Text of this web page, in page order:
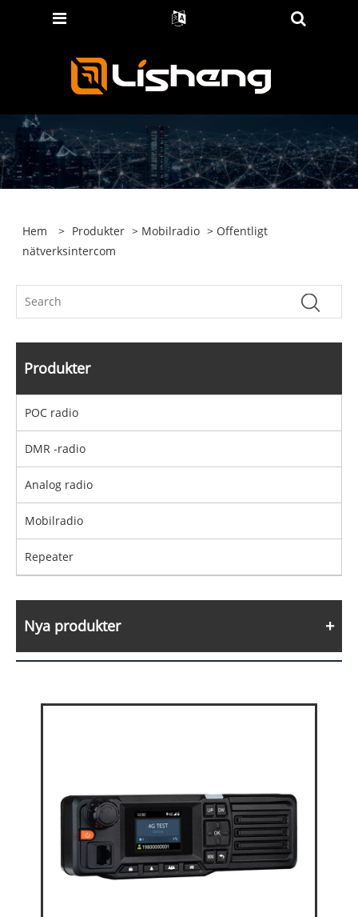
Hem > Produkter > Mobilradio > Offentligt
nätverksintercom
Produkter
POC radio
DMR -radio
Analog radio
Mobilradio
Repeater
Nya produkter